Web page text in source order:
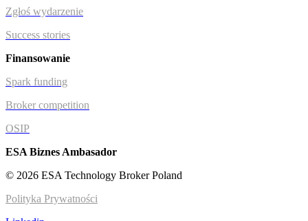
Zgłoś wydarzenie
Success stories
Finansowanie
Spark funding
Broker competition
OSIP
ESA Biznes Ambasador
© 2026 ESA Technology Broker Poland
Polityka Prywatności